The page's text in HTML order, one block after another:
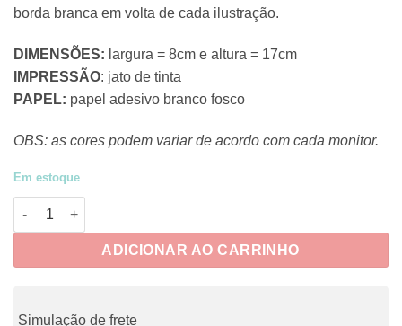
borda branca em volta de cada ilustração.
DIMENSÕES: largura = 8cm e altura = 17cm
IMPRESSÃO: jato de tinta
PAPEL: papel adesivo branco fosco
OBS: as cores podem variar de acordo com cada monitor.
Em estoque
CRUE087 - Pink Halloween 3 quantidade
ADICIONAR AO CARRINHO
Simulação de frete